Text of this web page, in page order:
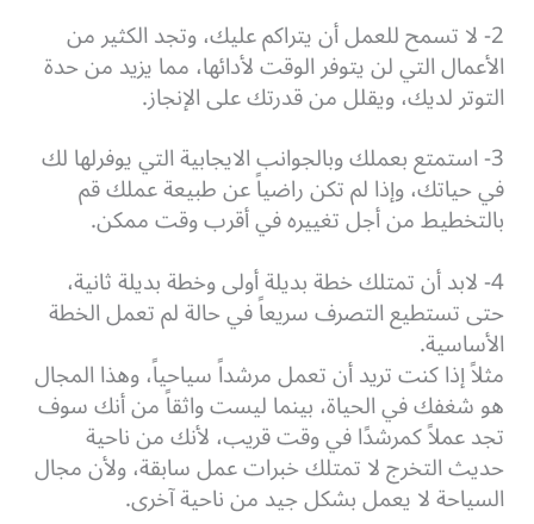
2- لا تسمح للعمل أن يتراكم عليك، وتجد الكثير من
الأعمال التي لن يتوفر الوقت لأدائها، مما يزيد من حدة
التوتر لديك، ويقلل من قدرتك على الإنجاز.
3- استمتع بعملك وبالجوانب الايجابية التي يوفرلها لك
في حياتك، وإذا لم تكن راضياً عن طبيعة عملك قم
بالتخطيط من أجل تغييره في أقرب وقت ممكن.
4- لابد أن تمتلك خطة بديلة أولى وخطة بديلة ثانية،
حتى تستطيع التصرف سريعاً في حالة لم تعمل الخطة
الأساسية.
مثلاً إذا كنت تريد أن تعمل مرشداً سياحياً، وهذا المجال
هو شغفك في الحياة، بينما ليست واثقاً من أنك سوف
تجد عملاً كمرشدًا في وقت قريب، لأنك من ناحية
حديث التخرج لا تمتلك خبرات عمل سابقة، ولأن مجال
السياحة لا يعمل بشكل جيد من ناحية آخرى.